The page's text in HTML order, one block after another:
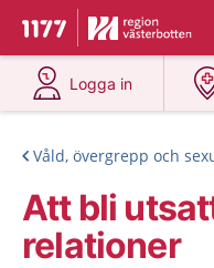
Till startsidan för 1177
Du har valt
Logga in
på 1177.se
Våld, övergrepp och
Att bli
relationer